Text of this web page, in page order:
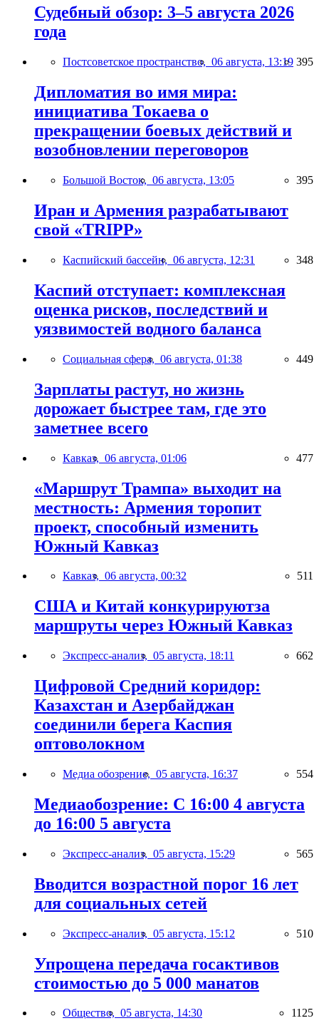
Судебный обзор: 3–5 августа 2026
года
Постсоветское пространство, 06 августа, 13:19 395
Дипломатия во имя мира:
инициатива Токаева о
прекращении боевых действий и
возобновлении переговоров
Большой Восток, 06 августа, 13:05 395
Иран и Армения разрабатывают
свой «TRIPP»
Каспийский бассейн, 06 августа, 12:31 348
Каспий отступает: комплексная
оценка рисков, последствий и
уязвимостей водного баланса
Социальная сфера, 06 августа, 01:38 449
Зарплаты растут, но жизнь
дорожает быстрее там, где это
заметнее всего
Кавказ, 06 августа, 01:06 477
«Маршрут Трампа» выходит на
местность: Армения торопит
проект, способный изменить
Южный Кавказ
Кавказ, 06 августа, 00:32 511
США и Китай конкурируютза
маршруты через Южный Кавказ
Экспресс-анализ, 05 августа, 18:11 662
Цифровой Средний коридор:
Казахстан и Азербайджан
соединили берега Каспия
оптоволокном
Медиа обозрение, 05 августа, 16:37 554
Медиаобозрение: С 16:00 4 августа
до 16:00 5 августа
Экспресс-анализ, 05 августа, 15:29 565
Вводится возрастной порог 16 лет
для социальных сетей
Экспресс-анализ, 05 августа, 15:12 510
Упрощена передача госактивов
стоимостью до 5 000 манатов
Общество, 05 августа, 14:30 1125